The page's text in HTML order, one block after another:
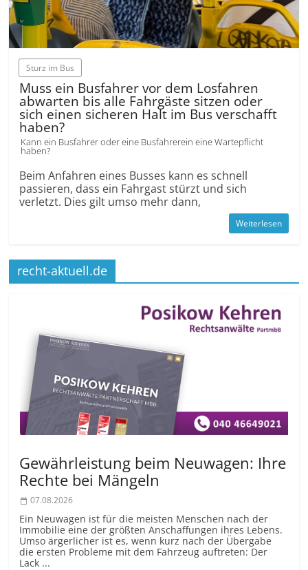
Sturz im Bus
Muss ein Busfahrer vor dem Losfahren
abwarten bis alle Fahrgäste sitzen oder
sich einen sicheren Halt im Bus verschafft
haben?
Kann ein Busfahrer oder eine Busfahrerein eine Wartepflicht
haben?
Beim Anfahren eines Busses kann es schnell
passieren, dass ein Fahrgast stürzt und sich
verletzt. Dies gilt umso mehr dann,
Weiterlesen
recht-aktuell.de
Gewährleistung beim Neuwagen: Ihre
Rechte bei Mängeln
07.08.2026
Ein Neuwagen ist für die meisten Menschen nach der
Immobilie eine der größten Anschaffungen ihres Lebens.
Umso ärgerlicher ist es, wenn kurz nach der Übergabe
die ersten Probleme mit dem Fahrzeug auftreten: Der
Lack ...